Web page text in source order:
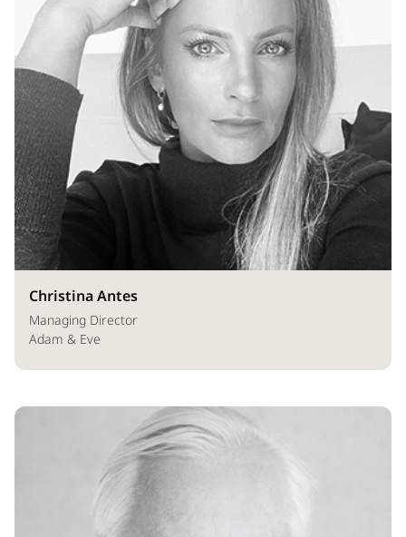
Christina Antes
Managing Director
Adam & Eve